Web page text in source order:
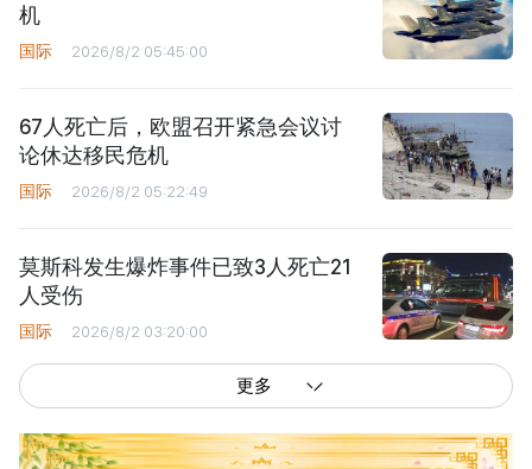
机
国际 2026/8/2 05:45:00
67人死亡后，欧盟召开紧急会议讨
论休达移民危机
国际 2026/8/2 05:22:49
莫斯科发生爆炸事件已致3人死亡21
人受伤
国际 2026/8/2 03:20:00
更多